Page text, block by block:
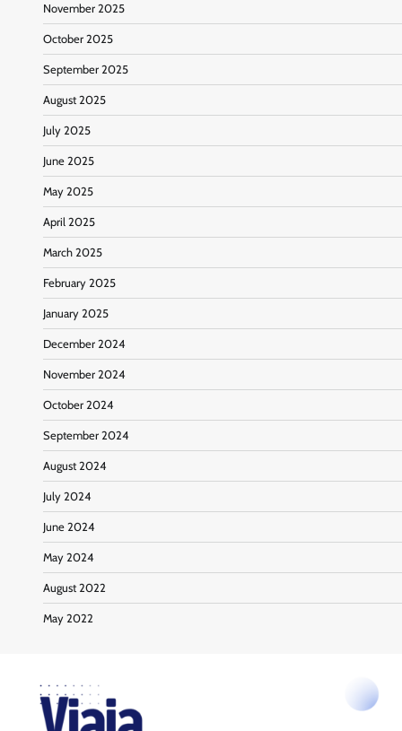
November 2025
October 2025
September 2025
August 2025
July 2025
June 2025
May 2025
April 2025
March 2025
February 2025
January 2025
December 2024
November 2024
October 2024
September 2024
August 2024
July 2024
June 2024
May 2024
August 2022
May 2022